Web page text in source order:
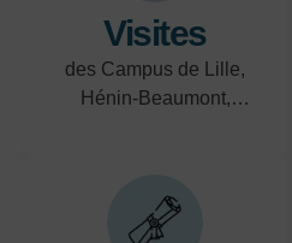
Visites
des Campus de Lille,
Hénin-Beaumont,